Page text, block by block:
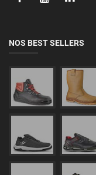
NOS BEST SELLERS